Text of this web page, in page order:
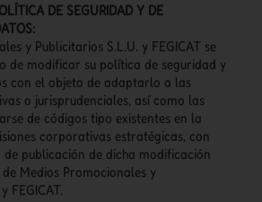
DE SEGURIDAD Y DE
y Publicitarios S.L.U. y FEGICAT se
de modificar su política de seguridad y
con el objeto de adaptarlo a las
o jurisprudenciales, así como las
de códigos tipo existentes en la
corporativas estratégicas, con
publicación de dicha modificación
Medios Promocionales y
FEGICAT.